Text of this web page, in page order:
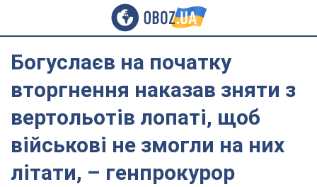
Богуслаєв на початку
вторгнення наказав зняти з
вертольотів лопаті, щоб
військові не змогли на них
літати, – генпрокурор